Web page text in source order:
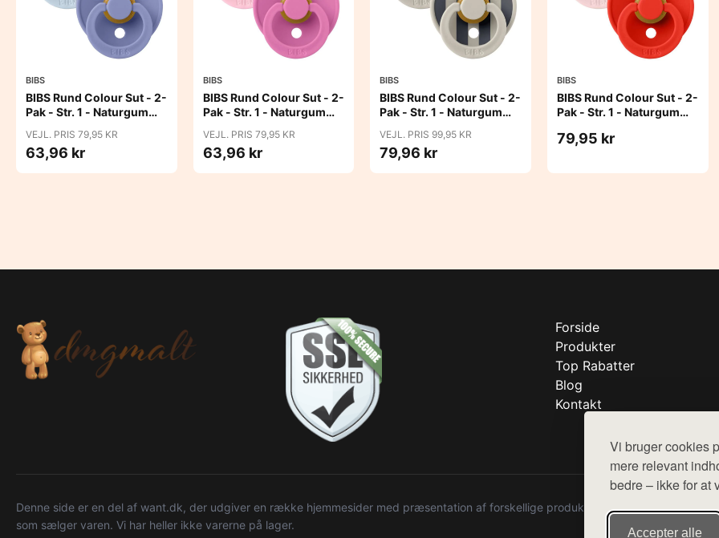
Vi bruger cookies
mere relevant
bedre – ikke for
Accepter alle
BIBS
BIBS Rund Colour Sut - 2-
Pak - Str. 1 - Naturgummi
VEJL. PRIS 79,95 KR
63,96 kr
BIBS
BIBS Rund Colour Sut - 2-
Pak - Str. 1 - Naturgummi
VEJL. PRIS 79,95 KR
63,96 kr
BIBS
BIBS Rund Colour Sut - 2-
Pak - Str. 1 - Naturgummi
VEJL. PRIS 99,95 KR
79,96 kr
BIBS
BIBS Rund Colour Sut - 2-
Pak - Str. 1 - Naturgummi
79,95 kr
Forside
Produkter
Top Rabatter
Blog
Kontakt
Denne side er en del af want.dk, der udgiver en række hjemmesider med præsentation af forskellige produkter fra diverse
som sælger varen. Vi har heller ikke varerne på lager.